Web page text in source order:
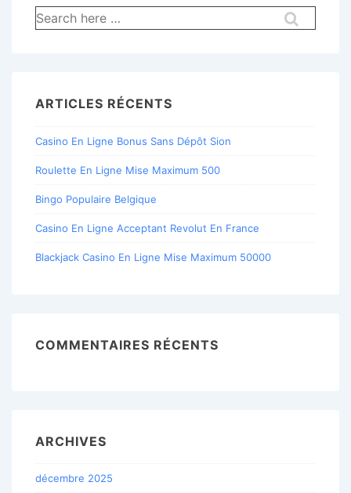
Recherche
pour:
ARTICLES RÉCENTS
Casino En Ligne Bonus Sans Dépôt Sion
Roulette En Ligne Mise Maximum 500
Bingo Populaire Belgique
Casino En Ligne Acceptant Revolut En France
Blackjack Casino En Ligne Mise Maximum 50000
COMMENTAIRES RÉCENTS
ARCHIVES
décembre 2025